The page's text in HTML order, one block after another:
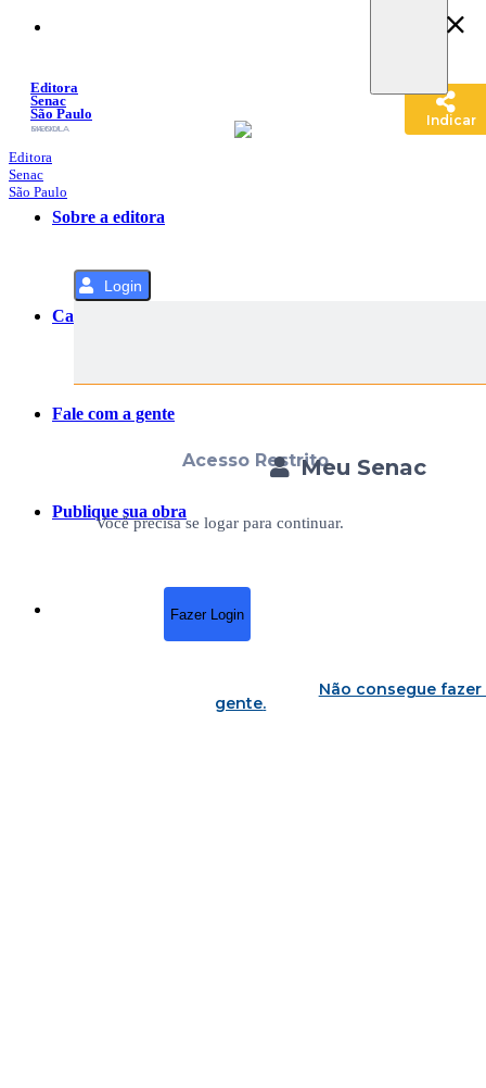
Conteúdo
Editora
Senac
São Paulo
SACOLA
MENU
Editora
Senac
São Paulo
Sobre a editora
Categorias
Fale com a gente
Publique sua obra
Login
Meu Senac
Acesso Restrito
Você precisa se logar para continuar.
Fazer Login
Não consegue
gente.
Indicar